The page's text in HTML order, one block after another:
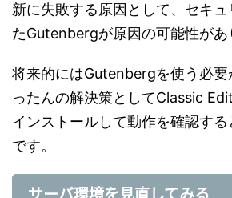
新に失敗する原因として、セキ
たGutenbergが原因の可能性があ
将来的にはGutenbergを使う必要
ったんの解決策としてClassic
インストールして動作を確認す
です。
サーバ環境を見直してみる